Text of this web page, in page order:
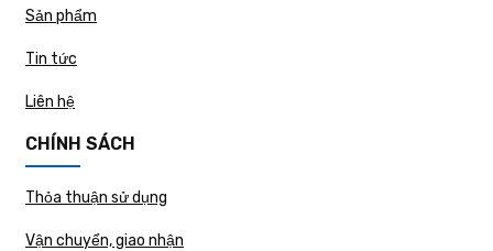
Sản phẩm
Tin tức
Liên hệ
CHÍNH SÁCH
Thỏa thuận sử dụng
Vận chuyển, giao nhận